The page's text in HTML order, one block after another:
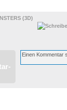
(3D)